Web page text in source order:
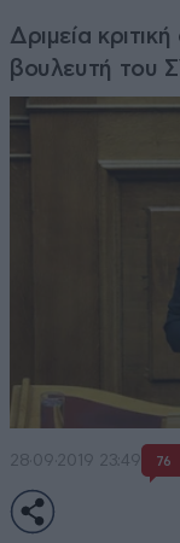
Δριμεία
βουλευτή του
28·09·2019 23:49 76